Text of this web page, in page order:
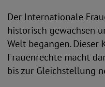
Der Internationale
historisch gewachsen
Welt begangen. Dieser
Frauenrechte macht
bis zur Gleichstellung